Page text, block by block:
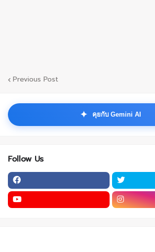
Previous Post
✦ คุยกับ Gemini AI
Follow Us